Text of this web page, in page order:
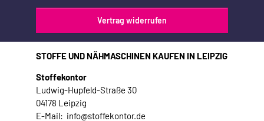
Vertrag widerrufen
STOFFE UND NÄHMASCHINEN KAUFEN IN LEIPZIG
Stoffekontor
Ludwig-Hupfeld-Straße 30
04178 Leipzig
E-Mail: info@stoffekontor.de